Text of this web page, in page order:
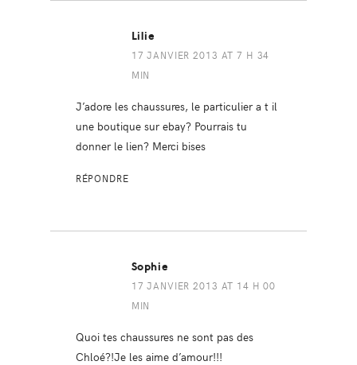
Lilie
17 JANVIER 2013 AT 7 H 34
MIN
J’adore les chaussures, le particulier a t il
une boutique sur ebay? Pourrais tu
donner le lien? Merci bises
RÉPONDRE
Sophie
17 JANVIER 2013 AT 14 H 00
MIN
Quoi tes chaussures ne sont pas des
Chloé?!Je les aime d’amour!!!